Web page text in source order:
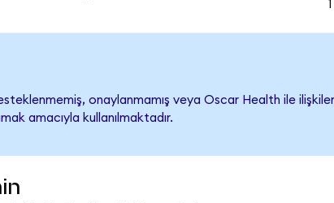
onaylanmamış veya Oscar Health ile
amacıyla kullanılmaktadır.